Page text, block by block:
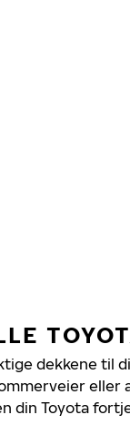
dekkene til
eller
din Toyota